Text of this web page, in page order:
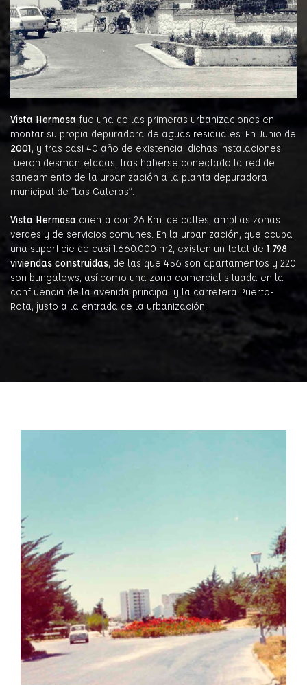
Vista Hermosa fue una de las primeras urbanizaciones en
montar su propia depuradora de aguas residuales. En Junio de
2001 , y tras casi 40 año de existencia, dichas instalaciones
fueron desmanteladas, tras haberse conectado la red de
saneamiento de la urbanización a la planta depuradora
municipal de “Las Galeras”.
Vista Hermosa cuenta con 26 Km. de calles, amplias zonas
verdes y de servicios comunes. En la urbanización, que ocupa
una superficie de casi 1.660.000 m2, existen un total de 1.798
viviendas construidas , de las que 456 son apartamentos y 220
son bungalows, así como una zona comercial situada en la
confluencia de la avenida principal y la carretera Puerto-
Rota, justo a la entrada de la urbanización.